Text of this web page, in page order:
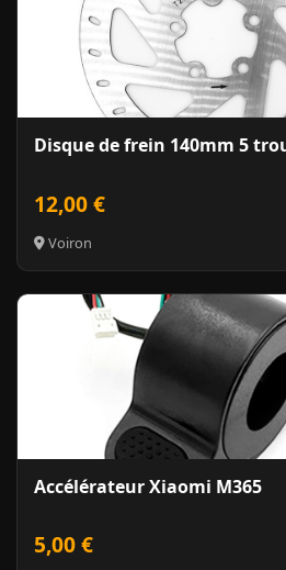
Disque de frein 140mm 5
12,00 €
Voiron
Accélérateur Xiaomi M365
5,00 €